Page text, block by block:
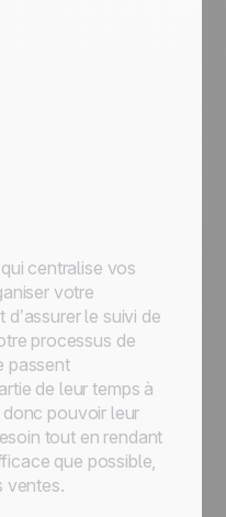
centralise vos
votre
le suivi de
processus de
passent
de leur temps à
pouvoir leur
tout en rendant
que possible,
ventes.